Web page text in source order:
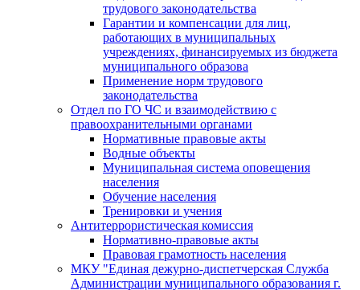
трудового законодательства
Гарантии и компенсации для лиц,
работающих в муниципальных
учреждениях, финансируемых из бюджета
муниципального образова
Применение норм трудового
законодательства
Отдел по ГО ЧС и взаимодействию с
правоохранительными органами
Нормативные правовые акты
Водные объекты
Муниципальная система оповещения
населения
Обучение населения
Тренировки и учения
Антитеррористическая комиссия
Нормативно-правовые акты
Правовая грамотность населения
МКУ "Единая дежурно-диспетчерская Служба
Администрации муниципального образования г.